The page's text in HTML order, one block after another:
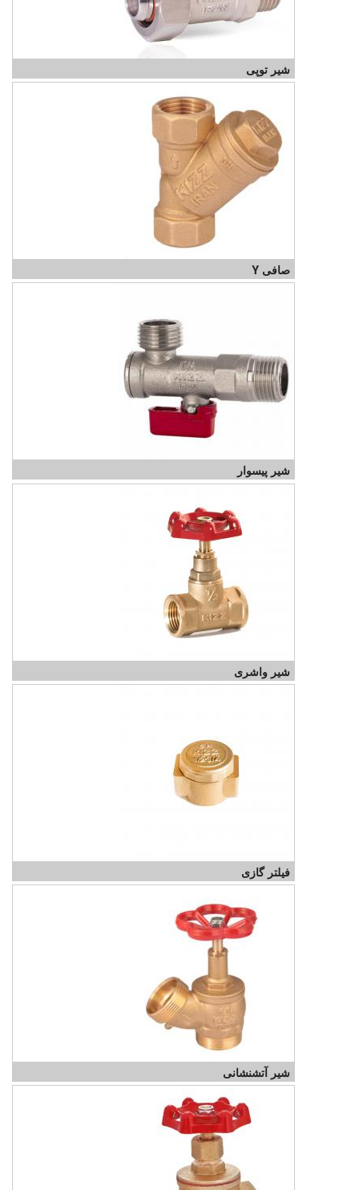
شیر توپی
صافی Y
شیر پیسوار
شیر واشری
فیلتر گازی
شیر آتشنشانی